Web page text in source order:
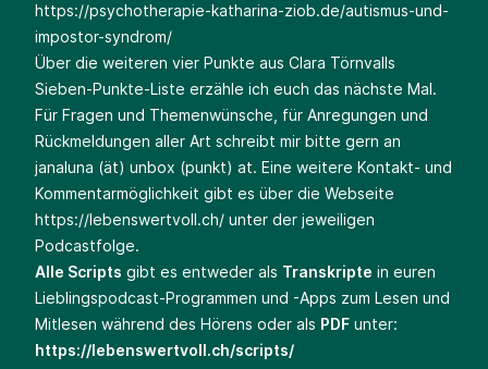
https://psychotherapie-katharina-ziob.de/autismus-und-
impostor-syndrom/
Über die weiteren vier Punkte aus Clara Törnvalls
Sieben-Punkte-Liste erzähle ich euch das nächste Mal.
Für Fragen und Themenwünsche, für Anregungen und
Rückmeldungen aller Art schreibt mir bitte gern an
janaluna (ät) unbox (punkt) at. Eine weitere Kontakt- und
Kommentarmöglichkeit gibt es über die Webseite
https://lebenswertvoll.ch/ unter der jeweiligen
Podcastfolge.
Alle Scripts gibt es entweder als Transkripte in euren
Lieblingspodcast-Programmen und -Apps zum Lesen und
Mitlesen während des Hörens oder als PDF unter:
https://lebenswertvoll.ch/scripts/